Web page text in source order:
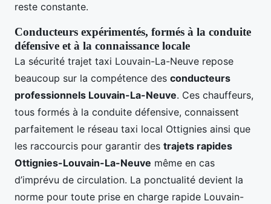
reste constante.
Conducteurs expérimentés, formés à la conduite
défensive et à la connaissance locale
La sécurité trajet taxi Louvain-La-Neuve repose
beaucoup sur la compétence des conducteurs
professionnels Louvain-La-Neuve. Ces chauffeurs,
tous formés à la conduite défensive, connaissent
parfaitement le réseau taxi local Ottignies ainsi que
les raccourcis pour garantir des trajets rapides
Ottignies-Louvain-La-Neuve même en cas
d’imprévu de circulation. La ponctualité devient la
norme pour toute prise en charge rapide Louvain-